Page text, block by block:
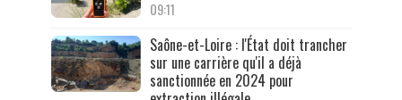
09:11
Saône-et-Loire : l'État doit trancher
sur une carrière qu'il a déjà
sanctionnée en 2024 pour